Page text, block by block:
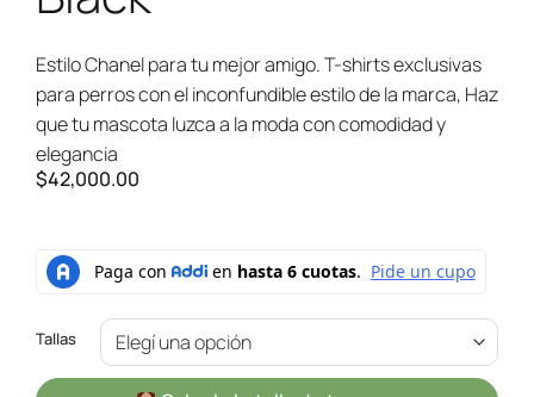
Estilo Chanel para tu mejor amigo. T-shirts exclusivas
para perros con el inconfundible estilo de la marca, Haz
que tu mascota luzca a la moda con comodidad y
elegancia
$42,000.00
Tallas